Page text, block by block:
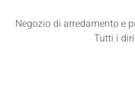
Negozio di arredamento e
Tutti i